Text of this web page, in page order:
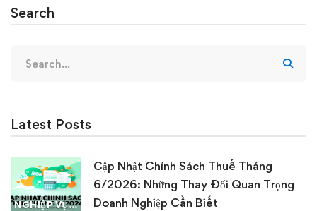
Search
for:
Latest Posts
NGHIỆP VỤ KẾ TOÁN & THUẾ
Cập Nhật Chính Sách Thuế Tháng
6/2026: Những Thay Đổi Quan Trọng
Doanh Nghiệp Cần Biết